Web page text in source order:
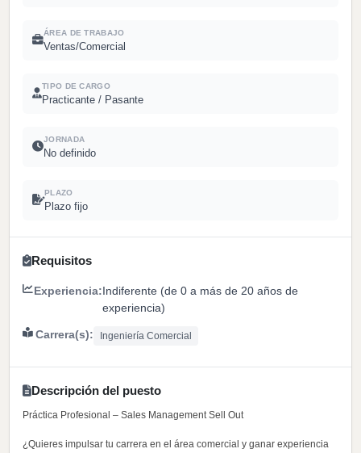
ÁREA DE TRABAJO
Ventas/Comercial
TIPO DE CARGO
Practicante / Pasante
JORNADA
No definido
PLAZO
Plazo fijo
Requisitos
Experiencia:Indiferente (de 0 a más de 20 años de
experiencia)
Carrera(s): Ingeniería Comercial
Descripción del puesto
Práctica Profesional – Sales Management Sell Out
¿Quieres impulsar tu carrera en el área comercial y ganar experiencia